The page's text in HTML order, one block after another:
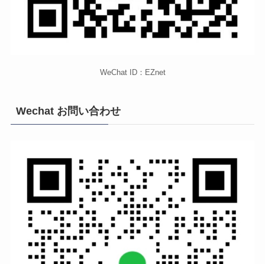
WeChat ID：EZnet
Wechat お問い合わせ